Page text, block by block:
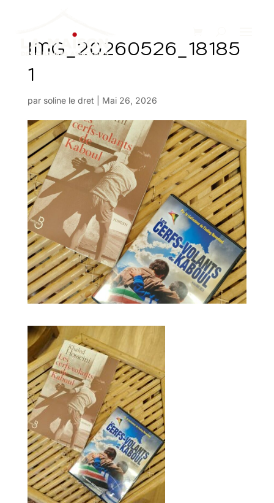
IMG_20260526_18185
1
par soline le dret Mai 26, 2026